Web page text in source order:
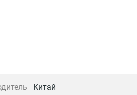
Китай